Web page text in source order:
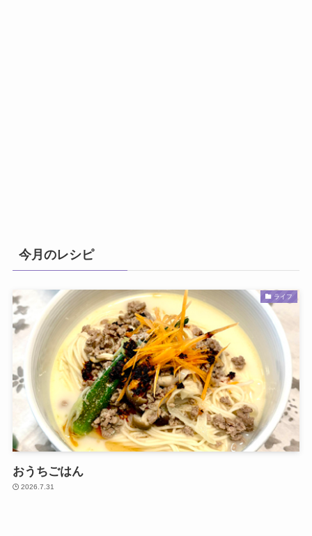
今月のレシピ
ライフ
おうちごはん
2026.7.31